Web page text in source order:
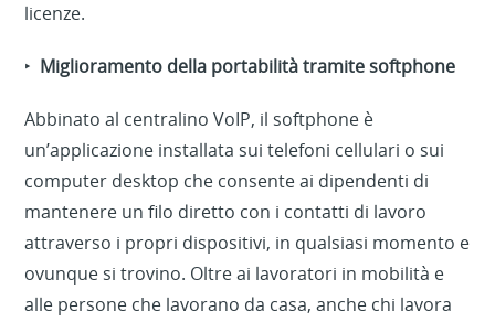
licenze.
‣ Miglioramento della portabilità tramite softphone
Abbinato al centralino VoIP, il softphone è
un’applicazione installata sui telefoni cellulari o sui
computer desktop che consente ai dipendenti di
mantenere un filo diretto con i contatti di lavoro
attraverso i propri dispositivi, in qualsiasi momento e
ovunque si trovino. Oltre ai lavoratori in mobilità e
alle persone che lavorano da casa, anche chi lavora